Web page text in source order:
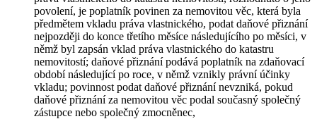
povolení, je poplatník povinen za nemovitou věc, která byla
předmětem vkladu práva vlastnického, podat daňové přiznání
nejpozději do konce třetího měsíce následujícího po měsíci, v
němž byl zapsán vklad práva vlastnického do katastru
nemovitostí; daňové přiznání podává poplatník na zdaňovací
období následující po roce, v němž vznikly právní účinky
vkladu; povinnost podat daňové přiznání nevzniká, pokud
daňové přiznání za nemovitou věc podal současný společný
zástupce nebo společný zmocněnec,